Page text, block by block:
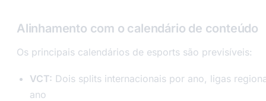
Alinhamento com o calendário de conteúdo
Os principais calendários de esports são previsíveis:
VCT: Dois splits internacionais por ano, ligas
ano